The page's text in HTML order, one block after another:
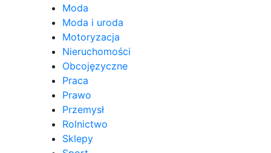
Moda
Moda i uroda
Motoryzacja
Nieruchomości
Obcojęzyczne
Praca
Prawo
Przemysł
Rolnictwo
Sklepy